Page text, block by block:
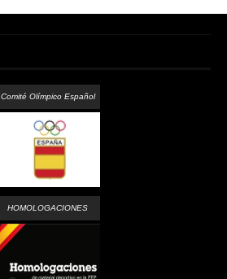
Comité Olímpico Español
HOMOLOGACIONES